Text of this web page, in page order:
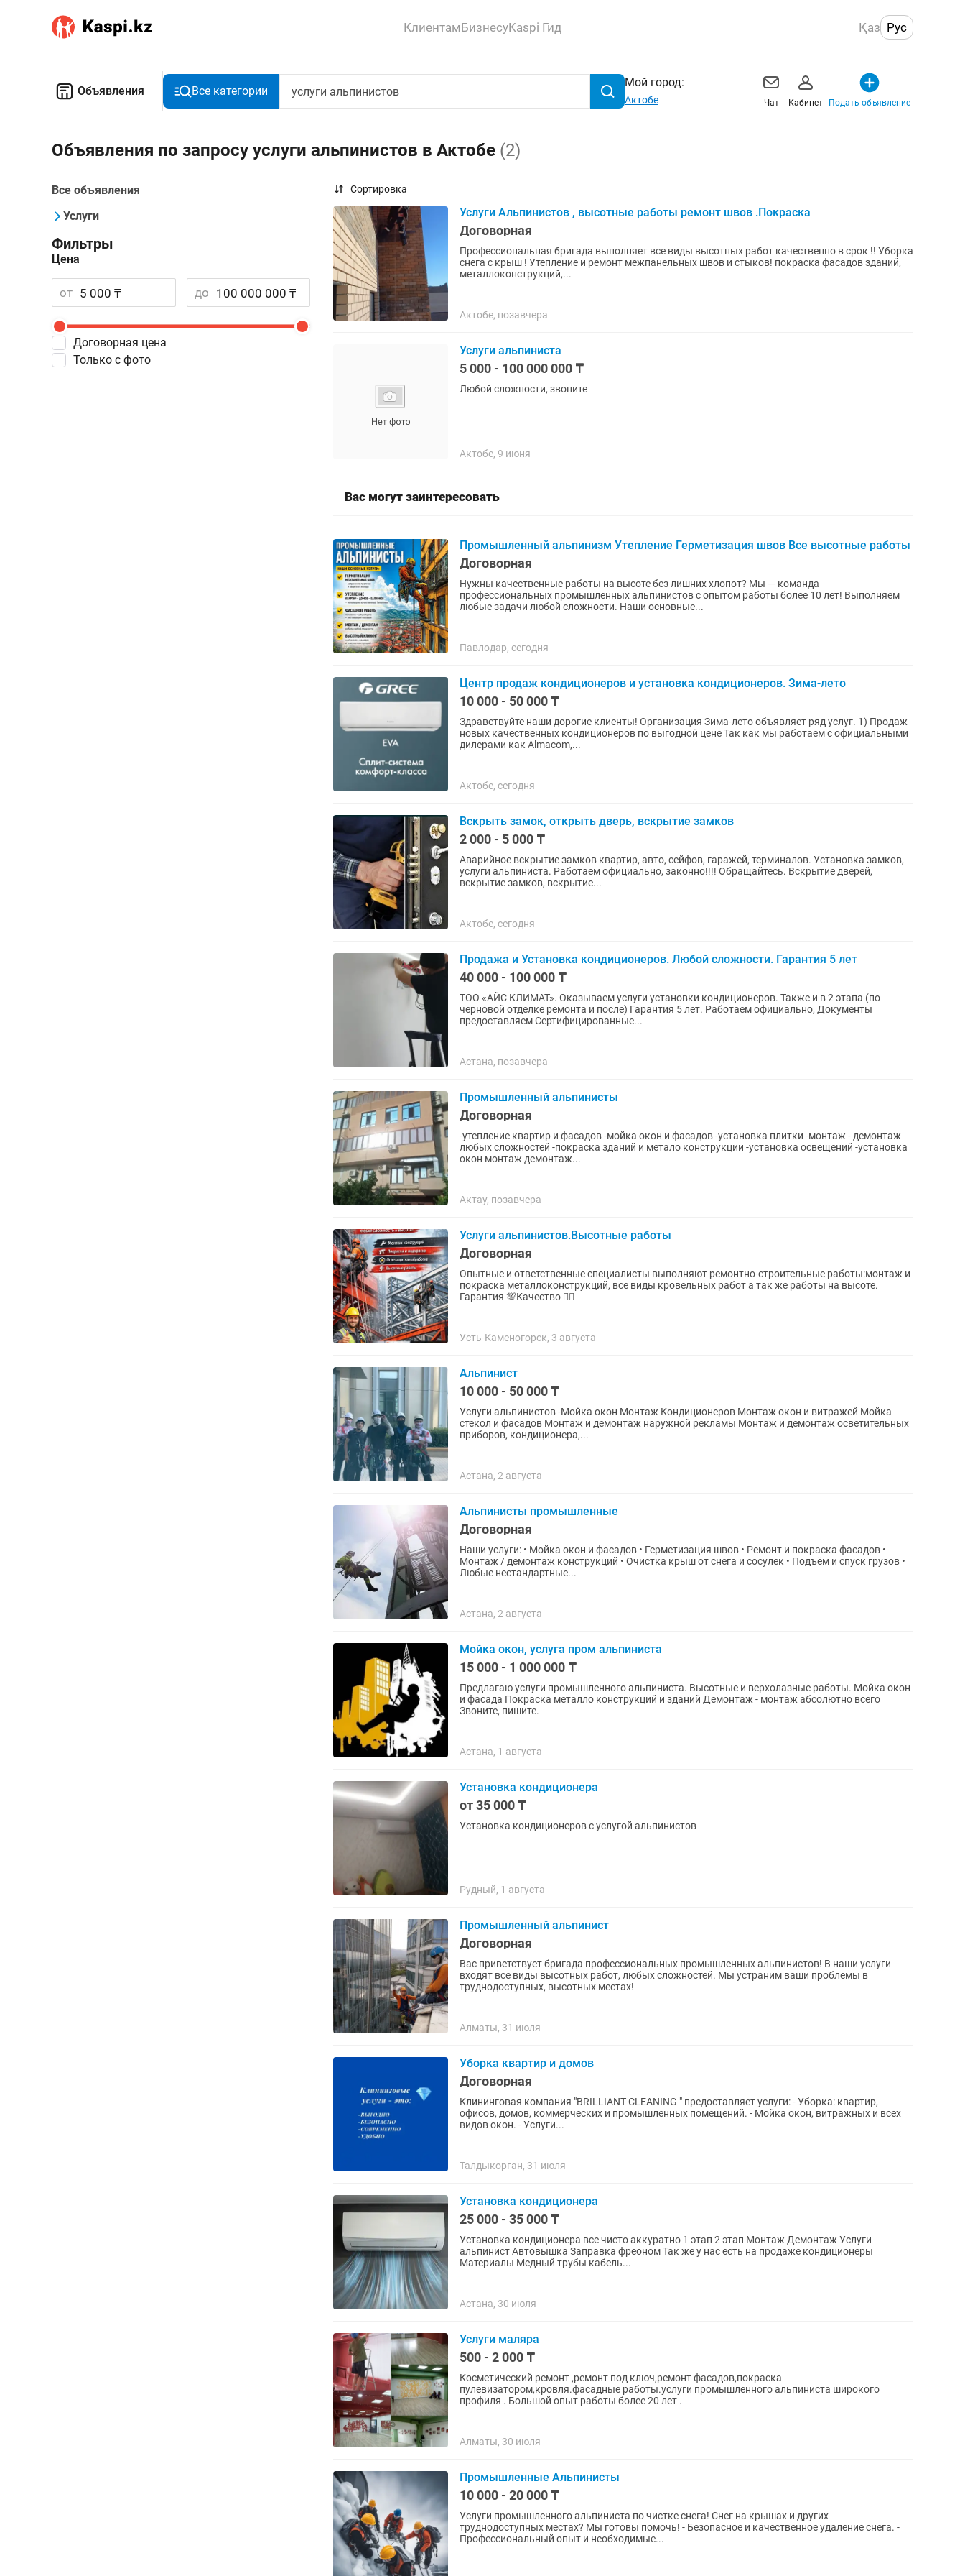
КлиентамБизнесуKaspi Гид Қаз Рус
Объявления Все категории
Мой город:
Актобе Чат Кабинет Подать объявление
Объявления по запросу услуги альпинистов в Актобе (2)
Все объявления
Услуги
Фильтры
Цена
от до
Договорная цена
Только с фото
Сортировка
Услуги Альпинистов , высотные работы ремонт швов .Покраска
Договорная
Профессиональная бригада выполняет все виды высотных работ качественно в срок !! Уборка
снега с крыш ! Утепление и ремонт межпанельных швов и стыков! покраска фасадов зданий,
металлоконструкций,...
Актобе, позавчера
Услуги альпиниста
5 000 - 100 000 000 ₸
Любой сложности, звоните
Актобе, 9 июня
Вас могут заинтересовать
Промышленный альпинизм Утепление Герметизация швов Все высотные работы
Договорная
Нужны качественные работы на высоте без лишних хлопот? Мы — команда
профессиональных промышленных альпинистов с опытом работы более 10 лет! Выполняем
любые задачи любой сложности. Наши основные...
Павлодар, сегодня
Центр продаж кондиционеров и установка кондиционеров. Зима-лето
10 000 - 50 000 ₸
Здравствуйте наши дорогие клиенты! Организация Зима-лето объявляет ряд услуг. 1) Продаж
новых качественных кондиционеров по выгодной цене Так как мы работаем с официальными
дилерами как Almacom,...
Актобе, сегодня
Вскрыть замок, открыть дверь, вскрытие замков
2 000 - 5 000 ₸
Аварийное вскрытие замков квартир, авто, сейфов, гаражей, терминалов. Установка замков,
услуги альпиниста. Работаем официально, законно!!!! Обращайтесь. Вскрытие дверей,
вскрытие замков, вскрытие...
Актобе, сегодня
Продажа и Установка кондиционеров. Любой сложности. Гарантия 5 лет
40 000 - 100 000 ₸
ТОО «АЙС КЛИМАТ». Оказываем услуги установки кондиционеров. Также и в 2 этапа (по
черновой отделке ремонта и после) Гарантия 5 лет. Работаем официально, Документы
предоставляем Сертифицированные...
Астана, позавчера
Промышленный альпинисты
Договорная
-утепление квартир и фасадов -мойка окон и фасадов -установка плитки -монтаж - демонтаж
любых сложностей -покраска зданий и метало конструкции -установка освещений -установка
окон монтаж демонтаж...
Актау, позавчера
Услуги альпинистов.Высотные работы
Договорная
Опытные и ответственные специалисты выполняют ремонтно-строительные работы:монтаж и
покраска металлоконструкций, все виды кровельных работ а так же работы на высоте.
Гарантия 💯Качество 👍🏻
Усть-Каменогорск, 3 августа
Альпинист
10 000 - 50 000 ₸
Услуги альпинистов -Мойка окон Монтаж Кондиционеров Монтаж окон и витражей Мойка
стекол и фасадов Монтаж и демонтаж наружной рекламы Монтаж и демонтаж осветительных
приборов, кондиционера,...
Астана, 2 августа
Альпинисты промышленные
Договорная
Наши услуги: • Мойка окон и фасадов • Герметизация швов • Ремонт и покраска фасадов •
Монтаж / демонтаж конструкций • Очистка крыш от снега и сосулек • Подъём и спуск грузов •
Любые нестандартные...
Астана, 2 августа
Мойка окон, услуга пром альпиниста
15 000 - 1 000 000 ₸
Предлагаю услуги промышленного альпиниста. Высотные и верхолазные работы. Мойка окон
и фасада Покраска металло конструкций и зданий Демонтаж - монтаж абсолютно всего
Звоните, пишите.
Астана, 1 августа
Установка кондиционера
от 35 000 ₸
Установка кондиционеров с услугой альпинистов
Рудный, 1 августа
Промышленный альпинист
Договорная
Вас приветствует бригада профессиональных промышленных альпинистов! В наши услуги
входят все виды высотных работ, любых сложностей. Мы устраним ваши проблемы в
труднодоступных, высотных местах!
Алматы, 31 июля
Уборка квартир и домов
Договорная
Клининговая компания "BRILLIANT CLEANING " предоставляет услуги: - Уборка: квартир,
офисов, домов, коммерческих и промышленных помещений. - Мойка окон, витражных и всех
видов окон. - Услуги...
Талдыкорган, 31 июля
Установка кондиционера
25 000 - 35 000 ₸
Установка кондиционера все чисто аккуратно 1 этап 2 этап Монтаж Демонтаж Услуги
альпинист Автовышка Заправка фреоном Так же у нас есть на продаже кондиционеры
Материалы Медный трубы кабель...
Астана, 30 июля
Услуги маляра
500 - 2 000 ₸
Косметический ремонт ,ремонт под ключ,ремонт фасадов,покраска
пулевизатором,кровля.фасадные работы.услуги промышленного альпиниста широкого
профиля . Большой опыт работы более 20 лет .
Алматы, 30 июля
Промышленные Альпинисты
10 000 - 20 000 ₸
Услуги промышленного альпиниста по чистке снега! Снег на крышах и других
труднодоступных местах? Мы готовы помочь! - Безопасное и качественное удаление снега. -
Профессиональный опыт и необходимые...